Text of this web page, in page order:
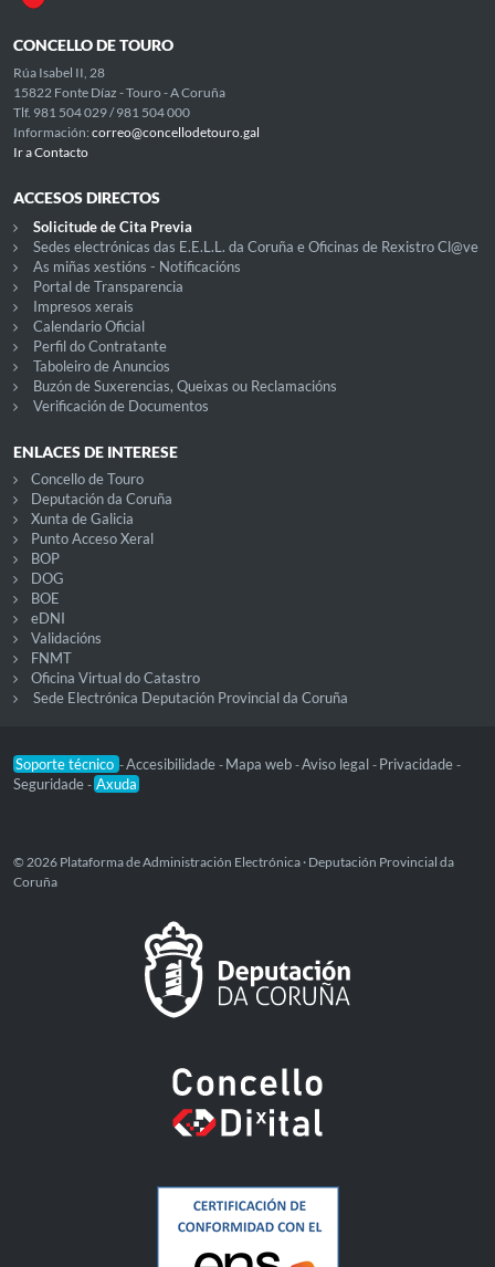
CONCELLO DE TOURO
Rúa Isabel II, 28
15822 Fonte Díaz - Touro - A Coruña
Tlf. 981 504 029 / 981 504 000
Información: correo@concellodetouro.gal
Ir a Contacto
ACCESOS DIRECTOS
Solicitude de Cita Previa
Sedes electrónicas das E.E.L.L. da Coruña e Oficinas de Rexistro Cl@ve
As miñas xestións - Notificacións
Portal de Transparencia
Impresos xerais
Calendario Oficial
Perfil do Contratante
Taboleiro de Anuncios
Buzón de Suxerencias, Queixas ou Reclamacións
Verificación de Documentos
ENLACES DE INTERESE
Concello de Touro
Deputación da Coruña
Xunta de Galicia
Punto Acceso Xeral
BOP
DOG
BOE
eDNI
Validacións
FNMT
Oficina Virtual do Catastro
Sede Electrónica Deputación Provincial da Coruña
Soporte técnico -Accesibilidade - Mapa web -Aviso legal - Privacidade -
Seguridade - Axuda
© 2026 Plataforma de Administración Electrónica · Deputación Provincial da
Coruña